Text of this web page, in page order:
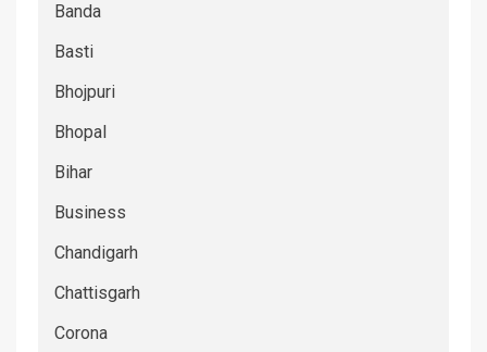
Banda
Basti
Bhojpuri
Bhopal
Bihar
Business
Chandigarh
Chattisgarh
Corona